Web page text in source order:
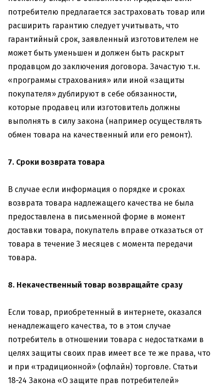
потребителю предлагается застраховать товар или
расширить гарантию следует учитывать, что
гарантийный срок, заявленный изготовителем не
может быть уменьшен и должен быть раскрыт
продавцом до заключения договора. Зачастую т.н.
«программы страхования» или иной «защиты
покупателя» дублируют в себе обязанности,
которые продавец или изготовитель должны
выполнять в силу закона (например осуществлять
обмен товара на качественный или его ремонт).
7. Сроки возврата товара
В случае если информация о порядке и сроках
возврата товара надлежащего качества не была
предоставлена в письменной форме в момент
доставки товара, покупатель вправе отказаться от
товара в течение 3 месяцев с момента передачи
товара.
8. Некачественный товар возвращайте сразу
Если товар, приобретенный в интернете, оказался
ненадлежащего качества, то в этом случае
потребитель в отношении товара с недостатками в
целях защиты своих прав имеет все те же права, что
и при «традиционной» (офлайн) торговле. Статьи
18-24 Закона «О защите прав потребителей»